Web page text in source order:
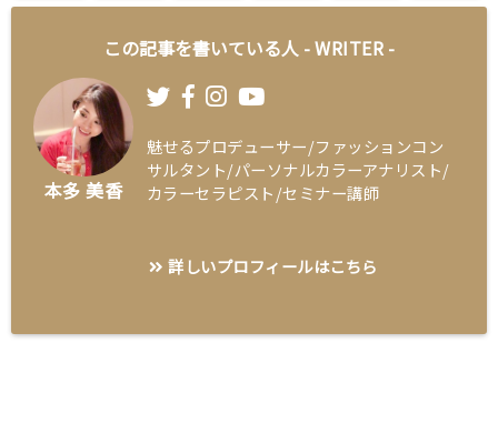
この記事を書いている人 -WRITER -
本多 美香
魅せるプロデューサー/ファッションコン
サルタント/パーソナルカラーアナリスト/
カラーセラピスト/セミナー講師
詳しいプロフィールはこちら